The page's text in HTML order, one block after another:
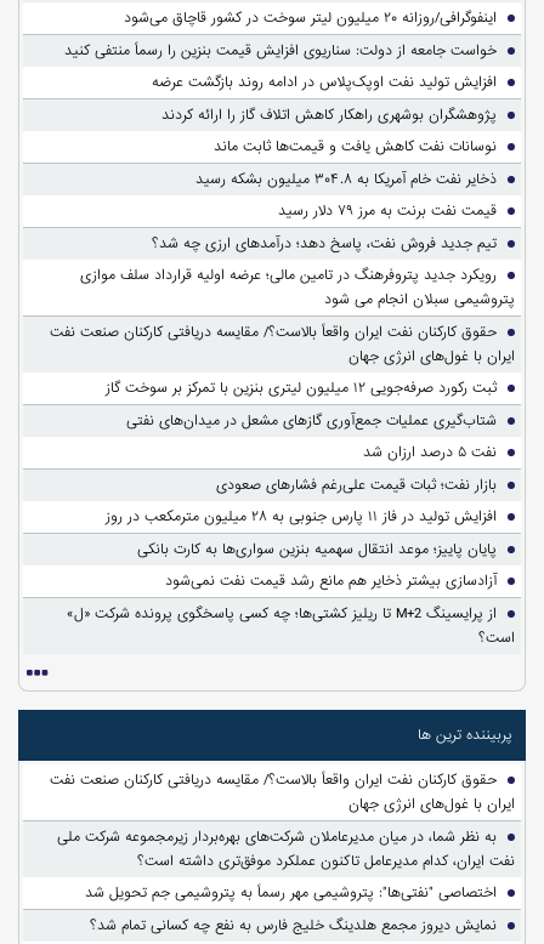
اینفوگرافی/روزانه ۲۰ میلیون لیتر سوخت در کشور قاچاق می‌شود
خواست جامعه از دولت: سناریوی افزایش قیمت بنزین را رسماً منتفی کنید
افزایش تولید نفت اوپک‌پلاس در ادامه روند بازگشت عرضه
پژوهشگران بوشهری راهکار کاهش اتلاف گاز را ارائه کردند
نوسانات نفت کاهش یافت و قیمت‌ها ثابت ماند
ذخایر نفت خام آمریکا به ۳۰۴.۸ میلیون بشکه رسید
قیمت نفت برنت به مرز ۷۹ دلار رسید
تیم جدید فروش نفت، پاسخ دهد؛ درآمدهای ارزی چه شد؟
رویکرد جدید پتروفرهنگ در تامین مالی؛ عرضه اولیه قرارداد سلف موازی
پتروشیمی سبلان انجام می شود
حقوق کارکنان نفت ایران واقعاً بالاست؟/ مقایسه دریافتی کارکنان صنعت نفت
ایران با غول‌های انرژی جهان
ثبت رکورد صرفه‌جویی ۱۲ میلیون لیتری بنزین با تمرکز بر سوخت گاز
شتاب‌گیری عملیات جمع‌آوری گازهای مشعل در میدان‌های نفتی
نفت ۵ درصد ارزان شد
بازار نفت؛ ثبات قیمت علی‌رغم فشارهای صعودی
افزایش تولید در فاز ۱۱ پارس جنوبی به ۲۸ میلیون مترمکعب در روز
پایان پاییز؛ موعد انتقال سهمیه بنزین سواری‌ها به کارت بانکی
آزادسازی بیشتر ذخایر هم مانع رشد قیمت نفت نمی‌شود
از پرایسینگ M+2 تا ریلیز کشتی‌ها؛ چه کسی پاسخگوی پرونده شرکت «ل»
است؟
پربیننده ترین ها
حقوق کارکنان نفت ایران واقعاً بالاست؟/ مقایسه دریافتی کارکنان صنعت نفت
ایران با غول‌های انرژی جهان
به نظر شما، در میان مدیرعاملان شرکت‌های بهره‌بردار زیرمجموعه شرکت ملی
نفت ایران، کدام مدیرعامل تاکنون عملکرد موفق‌تری داشته است؟
اختصاصی "نفتی‌ها": پتروشیمی مهر رسماً به پتروشیمی جم تحویل شد
نمایش دیروز مجمع هلدینگ خلیج فارس به نفع چه کسانی تمام شد؟